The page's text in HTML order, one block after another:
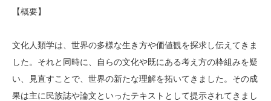
【概要】
文化人類学は、世界の多様な生き方や価値観を探求し伝えてきま
した。それと同時に、自らの文化や既にある考え方の枠組みを疑
い、見直すことで、世界の新たな理解を拓いてきました。その成
果は主に民族誌や論文といったテキストとして提示されてきまし